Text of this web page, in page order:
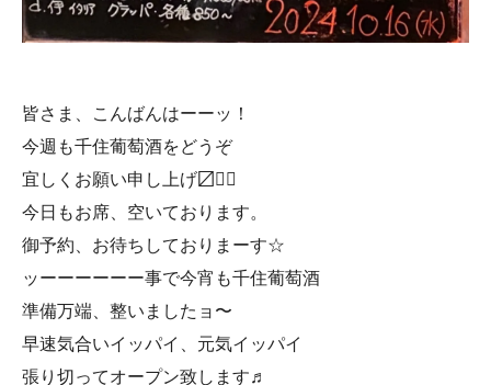
皆さま、こんばんはーーッ！
今週も千住葡萄酒をどうぞ
宜しくお願い申し上げ〼🙇‍♀️
今日もお席、空いております。
御予約、お待ちしておりまーす☆
ッーーーーーー事で今宵も千住葡萄酒
準備万端、整いましたョ〜
早速気合いイッパイ、元気イッパイ
張り切ってオープン致します♬